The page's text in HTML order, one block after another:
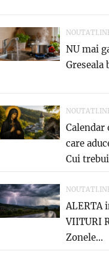
NU mai
Greseala
Calendar
care
Cui
ALERTA
VIITURI
Zonele...